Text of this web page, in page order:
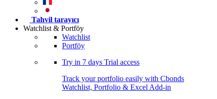
Tahvil tarayıcı
Watchlist & Portföy
Watchlist
Portföy
Try in 7 days Trial access
Track your portfolio easily with Cbonds
Watchlist, Portfolio & Excel Add-in